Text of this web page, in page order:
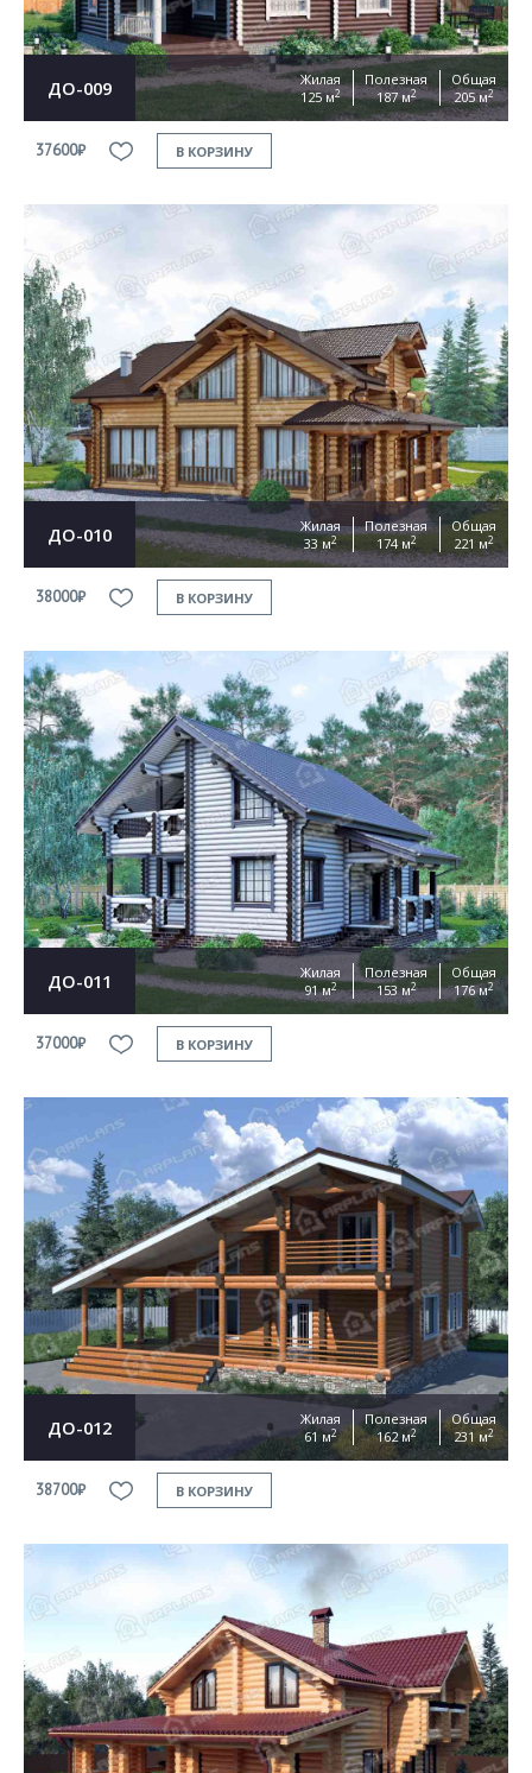
ДО-009
Жилая
125 м2
Полезная
187 м2
Общая
205 м2
37600₽ В КОРЗИНУ
ДО-010
Жилая
33 м2
Полезная
174 м2
Общая
221 м2
38000₽ В КОРЗИНУ
ДО-011
Жилая
91 м2
Полезная
153 м2
Общая
176 м2
37000₽ В КОРЗИНУ
ДО-012
Жилая
61 м2
Полезная
162 м2
Общая
231 м2
38700₽ В КОРЗИНУ